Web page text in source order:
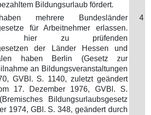
Bildungsurlaub fördert.
mehrere Bundesländer
für Arbeitnehmer erlassen.
hier zu prüfenden
der Länder Hessen und
haben Berlin (Gesetz zur
an Bildungsveranstaltungen
GVBl. S. 1140, zuletzt geändert
17. Dezember 1976, GVBl. S.
Bildungsurlaubsgesetz
1974, GBl. S. 348, geändert durch
4